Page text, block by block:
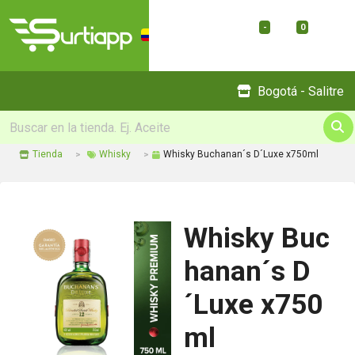
- 0
Bogotá - Salitre
Tienda Whisky Whisky Buchanan´s D´Luxe x750ml
Whisky Buc
hanan´s D
´Luxe x750
ml